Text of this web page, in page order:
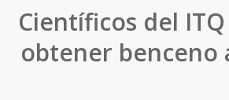
Científicos del
obtener benceno